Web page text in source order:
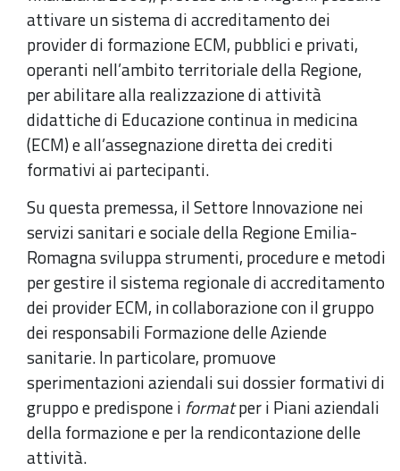
attivare un sistema di accreditamento dei
provider di formazione ECM, pubblici e privati,
operanti nell’ambito territoriale della Regione,
per abilitare alla realizzazione di attività
didattiche di Educazione continua in medicina
(ECM) e all’assegnazione diretta dei crediti
formativi ai partecipanti.
Su questa premessa, il Settore Innovazione nei
servizi sanitari e sociale della Regione Emilia-
Romagna sviluppa strumenti, procedure e metodi
per gestire il sistema regionale di accreditamento
dei provider ECM, in collaborazione con il gruppo
dei responsabili Formazione delle Aziende
sanitarie. In particolare, promuove
sperimentazioni aziendali sui dossier formativi di
gruppo e predispone i formatper i Piani aziendali
della formazione e per la rendicontazione delle
attività.